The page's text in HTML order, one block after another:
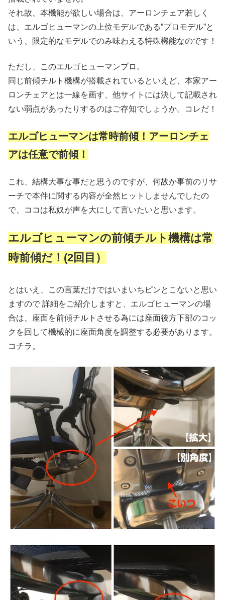
それ故、本機能が欲しい場合は、アーロンチェア若しく
は、エルゴヒューマンの上位モデルである”プロモデル”と
いう、限定的なモデルでのみ味わえる特殊機能なのです！
ただし、このエルゴヒューマンプロ。
同じ前傾チルト機構が搭載されているといえど、本家アー
ロンチェアとは一線を画す、他サイトには決して記載され
ない弱点があったりするのはご存知でしょうか。コレだ！
エルゴヒューマンは常時前傾！アーロンチェ
アは任意で前傾！
これ、結構大事な事だと思うのですが、何故か事前のリサ
ーチで本件に関する内容が全然ヒットしませんでしたの
で、ココは私奴が声を大にして言いたいと思います。
エルゴヒューマンの前傾チルト機構は常
時前傾だ！(2回目）
とはいえ、この言葉だけではいまいちピンとこないと思い
ますので 詳細をご紹介しますと、エルゴヒューマンの場
合は、座面を前傾チルトさせる為には座面後方下部のコッ
クを回して機械的に座面角度を調整する必要があります。
コチラ。